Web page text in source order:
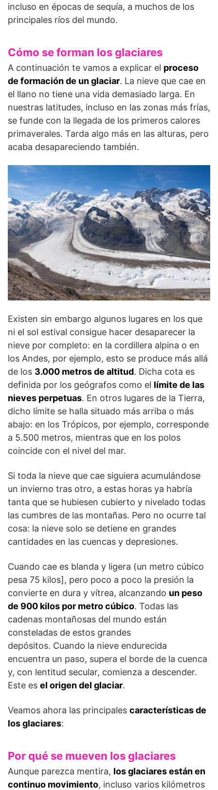
incluso en épocas de sequía, a muchos de los
principales ríos del mundo.
Cómo se forman los glaciares
A continuación te vamos a explicar el proceso
de formación de un glaciar. La nieve que cae en
el llano no tiene una vida demasiado larga. En
nuestras latitudes, incluso en las zonas más frías,
se funde con la llegada de los primeros calores
primaverales. Tarda algo más en las alturas, pero
acaba desapareciendo también.
Existen sin embargo algunos lugares en los que
ni el sol estival consigue hacer desaparecer la
nieve por completo: en la cordillera alpina o en
los Andes, por ejemplo, esto se produce más allá
de los 3.000 metros de altitud. Dicha cota es
definida por los geógrafos como el límite de las
nieves perpetuas. En otros lugares de la Tierra,
dicho límite se halla situado más arriba o más
abajo: en los Trópicos, por ejemplo, corresponde
a 5.500 metros, mientras que en los polos
coincide con el nivel del mar.
Si toda la nieve que cae siguiera acumulándose
un invierno tras otro, a estas horas ya habría
tanta que se hubiesen cubierto y nivelado todas
las cumbres de las montañas. Pero no ocurre tal
cosa: la nieve solo se detiene en grandes
cantidades en las cuencas y depresiones.
Cuando cae es blanda y ligera (un metro cúbico
pesa 75 kilos], pero poco a poco la presión la
convierte en dura y vítrea, alcanzando un peso
de 900 kilos por metro cúbico. Todas las
cadenas montañosas del mundo están
consteladas de estos grandes
depósitos. Cuando la nieve endurecida
encuentra un paso, supera el borde de la cuenca
y, con lentitud secular, comienza a descender.
Este es el origen del glaciar.
Veamos ahora las principales características de
los glaciares:
Por qué se mueven los glaciares
Aunque parezca mentira, los glaciares están en
continuo movimiento, incluso varios kilómetros